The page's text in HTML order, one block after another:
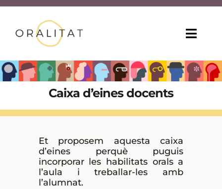
Skip
INICI
CURSOS EN LÍNIA
MÉS RECURSOS
QUI SOM?
Caixa d’eines docents
Et proposem aquesta caixa
d’eines perquè puguis
incorporar les habilitats orals a
l’aula i treballar-les amb
l’alumnat.